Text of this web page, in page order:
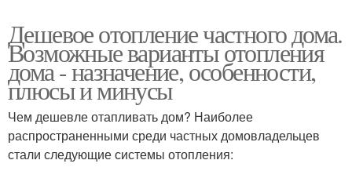
Дешевое отопление частного дома.
Возможные варианты отопления
дома - назначение, особенности,
плюсы и минусы
Чем дешевле отапливать дом? Наиболее
распространенными среди частных домовладельцев
стали следующие системы отопления: